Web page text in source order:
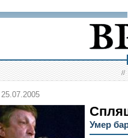
//
25.07.2005
Умер